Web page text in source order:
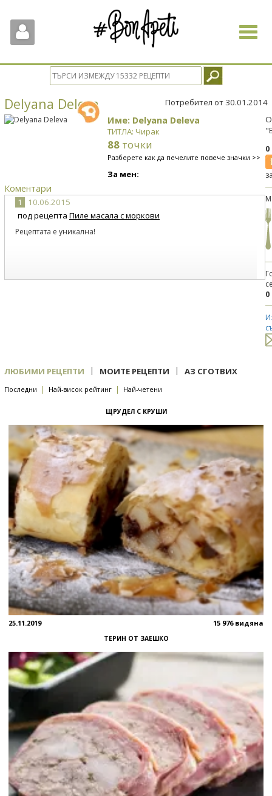
Toggle
Delyana Deleva Потребител от 30.01.2014
Име: Delyana Deleva
ТИТЛА: Чирак
88 точки
Разберете как да печелите повече значки >>
За мен:
Коментари
1
10.06.2015
под рецепта Пиле масала с моркови
Рецептата е уникална!
0
ЛЮБИМИ РЕЦЕПТИ | МОИТЕ РЕЦЕПТИ | АЗ СГОТВИХ
Последни | Най-висок рейтинг | Най-четени
ЩРУДЕЛ С КРУШИ
25.11.2019 15 976 видяна
ТЕРИН ОТ ЗАЕШКО